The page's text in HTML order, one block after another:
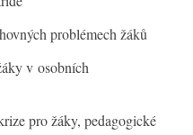
problémech žáků
v osobních
pro žáky, pedagogické